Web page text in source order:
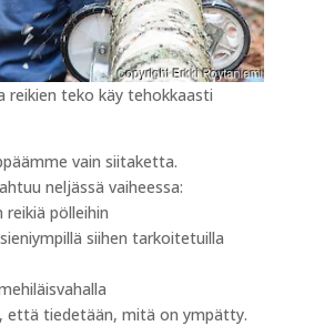
reikien teko käy tehokkaasti
vain siitaketta.
neljässä vaiheessa:
pölleihin
siihen tarkoitetuilla
että tiedetään, mitä on ympätty.